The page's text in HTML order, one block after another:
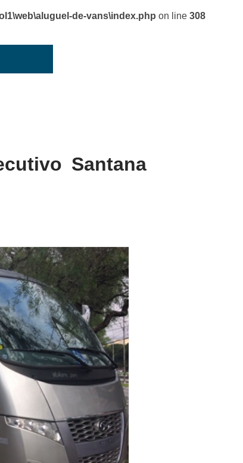
de-vans\index.php on line 308
Santana